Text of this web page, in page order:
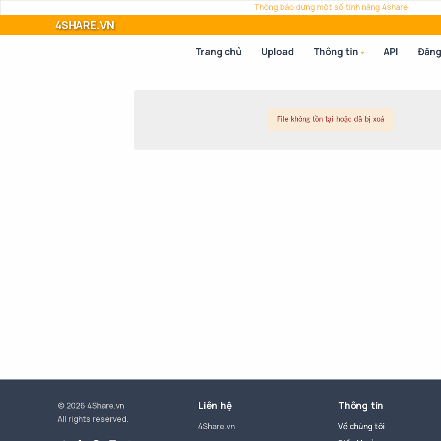
Thông báo dừng một số tính năng 4share
4SHARE.VN
Trang chủ Upload Thông tin API
File không tồn tại hoặc đã bị xoá
© 2026 4Share.vn
All rights reserved.
Liên hệ
4Share.vn
Thông tin
Về chúng tôi